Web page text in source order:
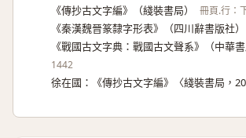
《傳抄古文字編》（綫裝書局） 冊頁.行：
《秦漢魏晉篆隸字形表》（四川辭書版社）
《戰國古文字典：戰國古文聲系》（中華書
1442
徐在國：《傳抄古文字編》〈綫裝書局，